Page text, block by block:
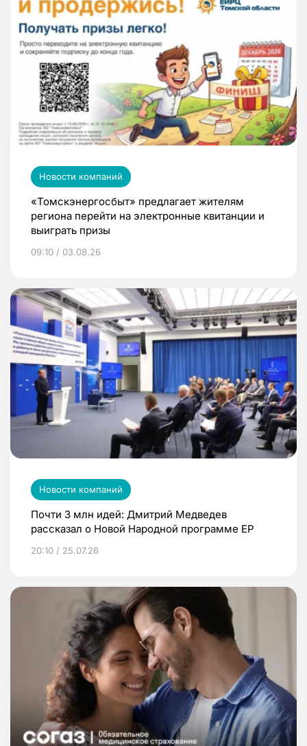
Новости компаний
«Томскэнергосбыт» предлагает жителям
региона перейти на электронные квитанции и
выиграть призы
09:10 / 03.08.26
Новости компаний
Почти 3 млн идей: Дмитрий Медведев
рассказал о Новой Народной программе ЕР
20:10 / 25.07.26